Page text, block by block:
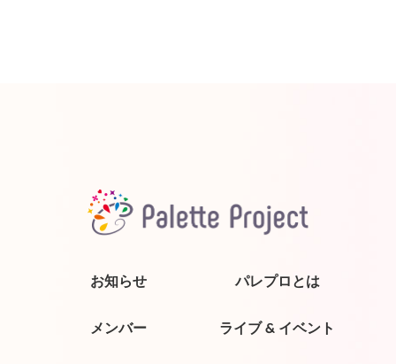
お知らせ パレプロとは
メンバー ライブ & イベント